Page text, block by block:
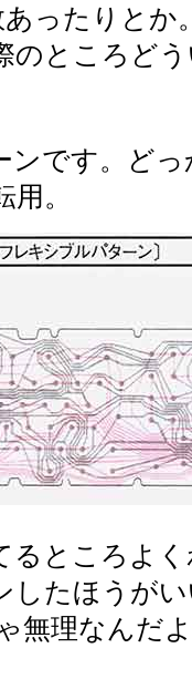
ったりとか
のところど
ンです。ど
。
るところよ
したほうが
無理なんだ